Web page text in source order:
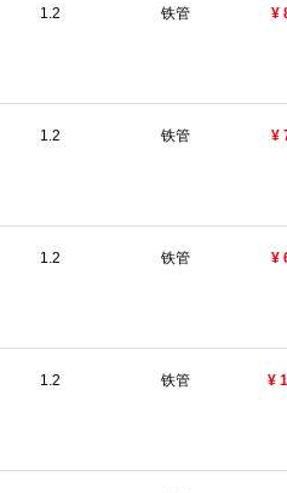
1.2 铁管 ¥
1.2 铁管 ¥
1.2 铁管 ¥
1.2 铁管 ¥